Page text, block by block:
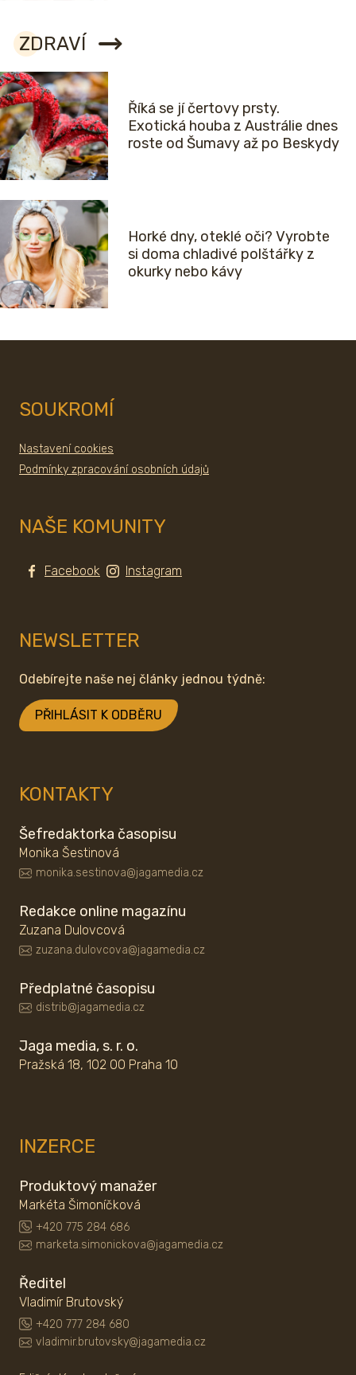
ZDRAVÍ
Říká se jí čertovy prsty.
Exotická houba z Austrálie dnes
roste od Šumavy až po Beskydy
Horké dny, oteklé oči? Vyrobte
si doma chladivé polštářky z
okurky nebo kávy
SOUKROMÍ
Nastavení cookies
Podmínky zpracování osobních údajů
NAŠE KOMUNITY
Facebook Instagram
NEWSLETTER
Odebírejte naše nej články jednou týdně:
PŘIHLÁSIT K ODBĚRU
KONTAKTY
Šefredaktorka časopisu
Monika Šestinová
monika.sestinova@jagamedia.cz
Redakce online magazínu
Zuzana Dulovcová
zuzana.dulovcova@jagamedia.cz
Předplatné časopisu
distrib@jagamedia.cz
Jaga media, s. r. o.
Pražská 18, 102 00 Praha 10
INZERCE
Produktový manažer
Markéta Šimoníčková
+420 775 284 686
marketa.simonickova@jagamedia.cz
Ředitel
Vladimír Brutovský
+420 777 284 680
vladimir.brutovsky@jagamedia.cz